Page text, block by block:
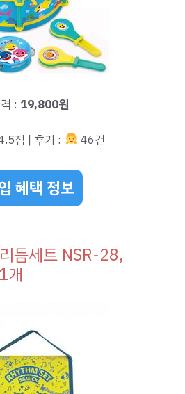
: 19,800원
점 | 후기 : 46건
혜택 정보
듬세트 NSR-28,
개